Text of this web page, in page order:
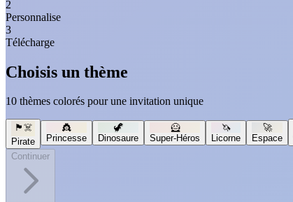
2
Personnalise
3
Télécharge
Choisis un thème
10 thèmes colorés pour une invitation unique
🏴‍☠️
Pirate
👸
Princesse
🦖
Dinosaure
🦸
Super-Héros
🦄
Licorne
🚀
Espace
Continuer